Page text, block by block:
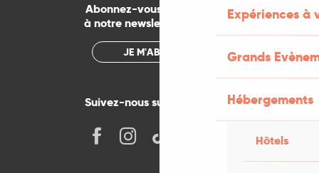
Expériences à
Grands
Hébergements
Hôtels
Abonnez-vous gratuitement
à notre newsletter mensuelle
JE M'ABONNE
Suivez-nous sur les réseaux !